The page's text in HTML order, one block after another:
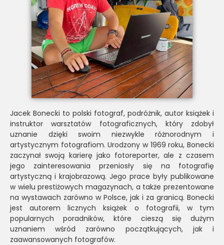
Jacek Bonecki to polski fotograf, podróżnik, autor książek i
instruktor warsztatów fotograficznych, który zdobył
uznanie dzięki swoim niezwykle różnorodnym i
artystycznym fotografiom. Urodzony w 1969 roku, Bonecki
zaczynał swoją karierę jako fotoreporter, ale z czasem
jego zainteresowania przeniosły się na fotografię
artystyczną i krajobrazową. Jego prace były publikowane
w wielu prestiżowych magazynach, a także prezentowane
na wystawach zarówno w Polsce, jak i za granicą. Bonecki
jest autorem licznych książek o fotografii, w tym
popularnych poradników, które cieszą się dużym
uznaniem wśród zarówno początkujących, jak i
zaawansowanych fotografów.